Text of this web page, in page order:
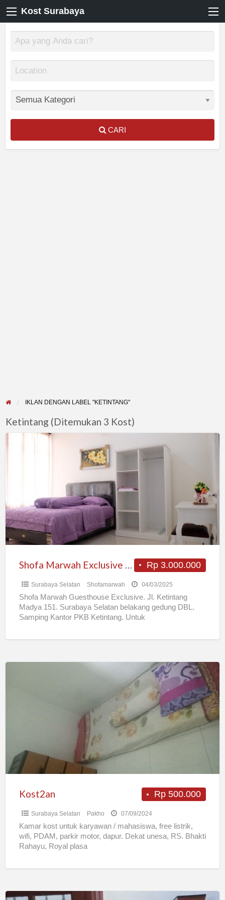
Kost Surabaya
CARI
IKLAN DENGAN LABEL "KETINTANG"
Ketintang (Ditemukan 3 Kost)
Selatan
Rp 3.000.000
Shofa Marwah Exclusive guesthouse Surabaya Selatan
Surabaya Selatan Shofamarwah 04/03/2025
Shofa Marwah Guesthouse Exclusive. Jl. Ketintang
Madya 151. Surabaya Selatan belakang gedung DBL.
Samping Kantor PKB Ketintang. Untuk
Rp 500.000
Kost2an
Surabaya Selatan Pakho 07/09/2024
Kamar kost untuk karyawan / mahasiswa, free listrik,
wifi, PDAM, parkir motor, dapur. Dekat unesa, RS. Bhakti
Rahayu, Royal plasa
Kost